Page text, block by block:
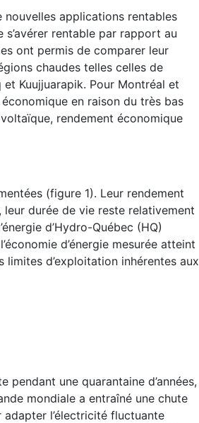
applications rentables
rentable par rapport au
ont permis de comparer leur
chaudes telles celles de
Kuujjuarapik. Pour Montréal et
en raison du très bas
rendement économique
(figure 1). Leur rendement
durée de vie reste relativement
d’Hydro-Québec (HQ)
d’énergie mesurée atteint
d’exploitation inhérentes aux
une quarantaine d’années,
mondiale a entraîné une chute
l’électricité fluctuante